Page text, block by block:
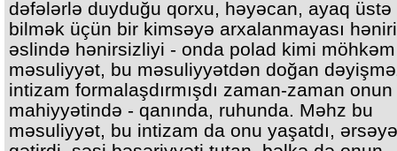
dəfələrlə duyduğu qorxu, həyəcan, ayaq üstə
bilmək üçün bir kimsəyə arxalanmayası
əslində hənirsizliyi - onda polad kimi möhkəm
məsuliyyət, bu məsuliyyətdən doğan
intizam formalaşdırmışdı zaman-zaman onun
mahiyyətində - qanında, ruhunda. Məhz bu
məsuliyyət, bu intizam da onu yaşatdı, ərsəyə